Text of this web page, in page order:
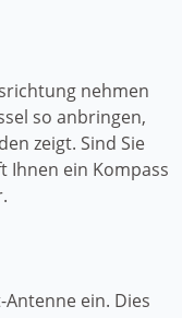
nehmen
so anbringen,
zeigt. Sind Sie
Ihnen ein Kompass
ein. Dies